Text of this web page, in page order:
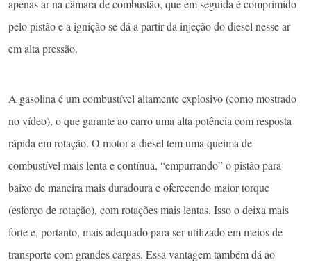
apenas ar na câmara de combustão, que em seguida é comprimido
pelo pistão e a ignição se dá a partir da injeção do diesel nesse ar
em alta pressão.
A gasolina é um combustível altamente explosivo (como mostrado
no vídeo), o que garante ao carro uma alta potência com resposta
rápida em rotação. O motor a diesel tem uma queima de
combustível mais lenta e contínua, “empurrando” o pistão para
baixo de maneira mais duradoura e oferecendo maior torque
(esforço de rotação), com rotações mais lentas. Isso o deixa mais
forte e, portanto, mais adequado para ser utilizado em meios de
transporte com grandes cargas. Essa vantagem também dá ao